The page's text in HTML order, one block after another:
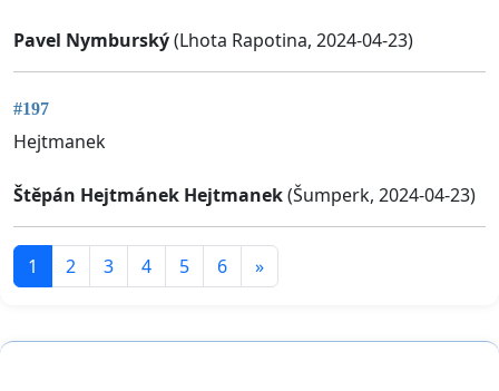
Pavel Nymburský(Lhota Rapotina, 2024-04-23)
#197
Hejtmanek
Štěpán Hejtmánek Hejtmanek(Šumperk, 2024-04-23)
1 2 3 4 5 6 »